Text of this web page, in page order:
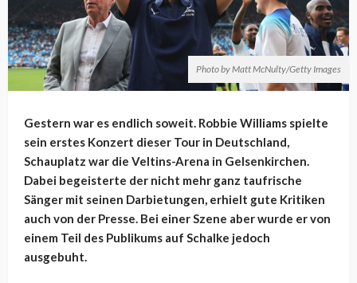
Photo by Matt McNulty/Getty Images
Gestern war es endlich soweit. Robbie Williams spielte
sein erstes Konzert dieser Tour in Deutschland,
Schauplatz war die Veltins-Arena in Gelsenkirchen.
Dabei begeisterte der nicht mehr ganz taufrische
Sänger mit seinen Darbietungen, erhielt gute Kritiken
auch von der Presse. Bei einer Szene aber wurde er von
einem Teil des Publikums auf Schalke jedoch
ausgebuht.